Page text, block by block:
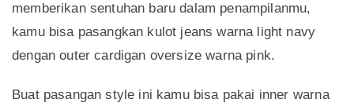
memberikan sentuhan baru dalam penampilanmu,
kamu bisa pasangkan kulot jeans warna light navy
dengan outer cardigan oversize warna pink.
Buat pasangan style ini kamu bisa pakai inner warna